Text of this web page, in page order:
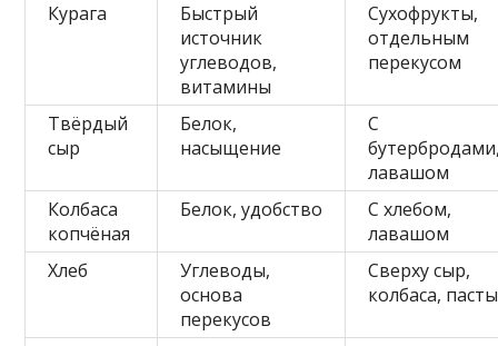
Курага
Быстрый
источник
углеводов,
витамины
Сухофрукты,
отдельным
перекусом
Твёрдый
сыр
Белок,
насыщение
С
лавашом
Колбаса
копчёная
Белок, удобство
С хлебом,
лавашом
Хлеб
Углеводы,
основа
перекусов
Сверху сыр,
колбаса, пасты